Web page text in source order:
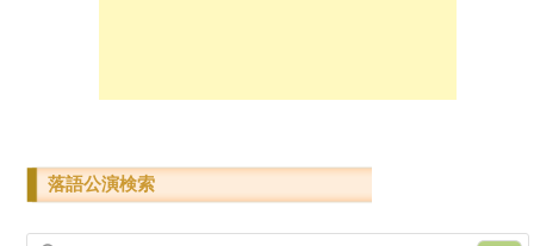
落語公演検索